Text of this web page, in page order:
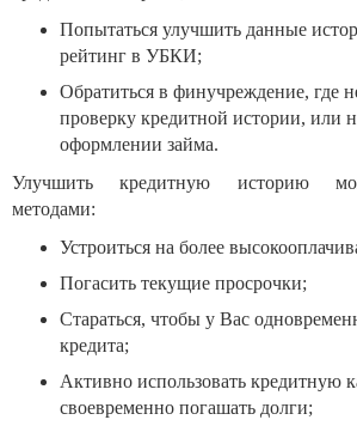
Попытаться улучшить данные
рейтинг в УБКИ;
Обратиться в финучреждение, где
проверку кредитной истории, или
оформлении займа.
Улучшить кредитную историю
методами:
Устроиться на более
Погасить текущие просрочки;
Стараться, чтобы у Вас
кредита;
Активно использовать кредитную
своевременно погашать долги;